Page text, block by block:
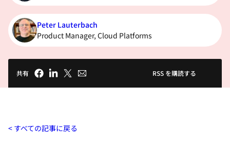
Peter Lauterbach
Product Manager, Cloud Platforms
共有 RSS を購読する
すべての記事に戻る